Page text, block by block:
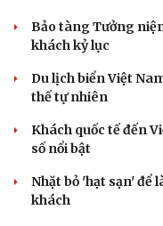
Văn hóa
Sân khấu - Điện ảnh
Âm nhạc
Di sản
Bảo tàng Tưởng
khách kỷ lục
Du lịch biển Việt
thế tự nhiên
Khách quốc tế đến
số nổi bật
Nhặt bỏ 'hạt sạn' để
khách